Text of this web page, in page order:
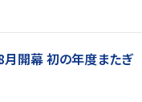
月開幕 初の年度またぎ